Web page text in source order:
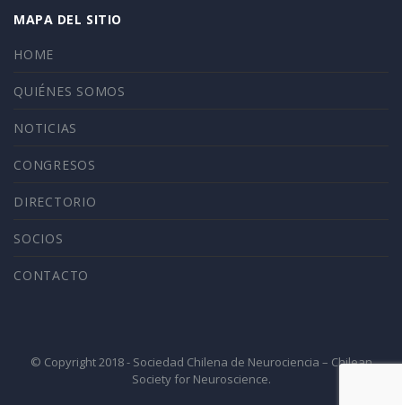
MAPA DEL SITIO
HOME
QUIÉNES SOMOS
NOTICIAS
CONGRESOS
DIRECTORIO
SOCIOS
CONTACTO
© Copyright 2018 - Sociedad Chilena de Neurociencia – Chilean
Society for Neuroscience.